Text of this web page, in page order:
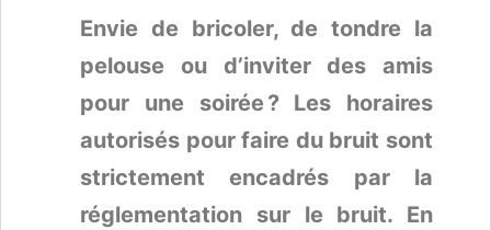
Envie de bricoler, de tondre la
pelouse ou d’inviter des amis
pour une soirée ? Les horaires
autorisés pour faire du bruit sont
strictement encadrés par la
réglementation sur le bruit. En